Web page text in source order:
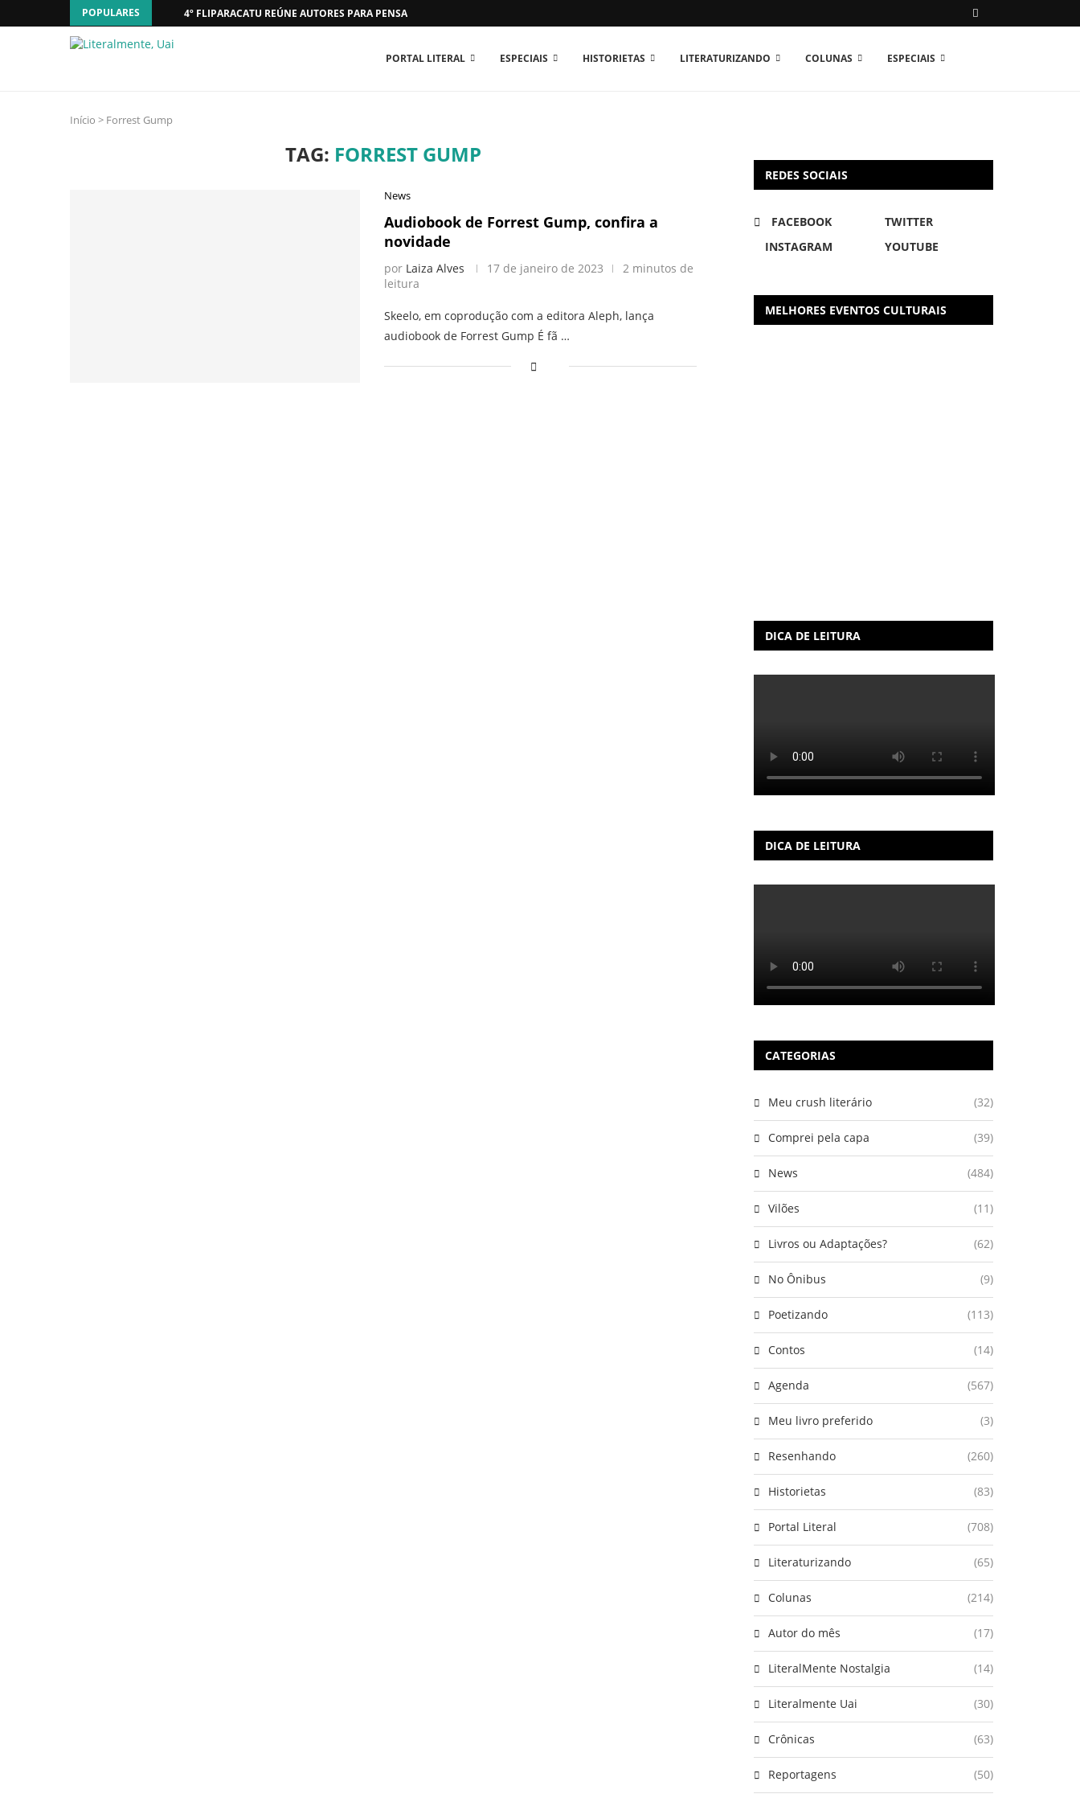
POPULARES 4º FLIPARACATU REÚNE AUTORES PARA PENSAR O MUNDO...
PORTAL LITERAL ESPECIAIS HISTORIETAS LITERATURIZANDO COLUNAS ESPECIAIS
Início > Forrest Gump
TAG: FORREST GUMP
News
Audiobook de Forrest Gump, confira a
novidade
por Laiza Alves 17 de janeiro de 2023
2 minutos de
leitura
Skeelo, em coprodução com a editora Aleph, lança
audiobook de Forrest Gump É fã …
REDES SOCIAIS
FACEBOOK
TWITTER
INSTAGRAM
YOUTUBE
MELHORES EVENTOS CULTURAIS
DICA DE LEITURA
DICA DE LEITURA
CATEGORIAS
Meu crush literário (32)
Comprei pela capa (39)
News (484)
Vilões (11)
Livros ou Adaptações? (62)
No Ônibus (9)
Poetizando (113)
Contos (14)
Agenda (567)
Meu livro preferido (3)
Resenhando (260)
Historietas (83)
Portal Literal (708)
Literaturizando (65)
Colunas (214)
Autor do mês (17)
LiteralMente Nostalgia (14)
Literalmente Uai (30)
Crônicas (63)
Reportagens (50)